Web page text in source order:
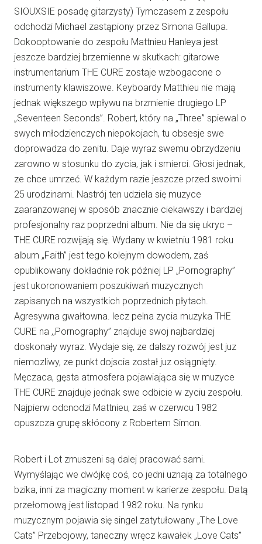
SIOUXSIE posadę gitarzysty) Tymczasem z zespołu
odchodzi Michael zastąpiony przez Simona Gallupa.
Dokooptowanie do zespołu Mattnieu Hanleya jest
jeszcze bardziej brzemienne w skutkach: gitarowe
instrumentarium THE CURE zostaje wzbogacone o
instrumenty klawiszowe. Keyboardy Matthieu nie mają
jednak większego wpływu na brzmienie drugiego LP
„Seventeen Seconds”. Robert, który na „Three” spiewal o
swych młodzienczych niepokojach, tu obsesje swe
doprowadza do zenitu. Daje wyraz swemu obrzydzeniu
zarowno w stosunku do zycia, jak i smierci. Głosi jednak,
ze chce umrzeć. W każdym razie jeszcze przed swoimi
25 urodzinami. Nastrój ten udziela się muzyce
zaaranzowanej w sposób znacznie ciekawszy i bardziej
profesjonalny raz poprzedni album. Nie da się ukryc –
THE CURE rozwijają się. Wydany w kwietniu 1981 roku
album „Faith” jest tego kolejnym dowodem, zaś
opublikowany dokładnie rok później LP „Pornography”
jest ukoronowaniem poszukiwań muzycznych
zapisanych na wszystkich poprzednich płytach.
Agresywna gwałtowna. lecz pelna zycia muzyka THE
CURE na ,,Pornography” znajduje swoj najbardziej
doskonały wyraz. Wydaje się, ze dalszy rozwój jest juz
niemozliwy, ze punkt dojscia został juz osiągnięty.
Męczaca, gęsta atmosfera pojawiająca się w muzyce
THE CURE znajduje jednak swe odbicie w zyciu zespołu.
Najpierw odcnodzi Mattnieu, zaś w czerwcu 1982
opuszcza grupę skłócony z Robertem Simon.
Robert i Lot zmuszeni są dalej pracować sami.
Wymyślając we dwójkę coś, co jedni uznają za totalnego
bzika, inni za magiczny moment w karierze zespołu. Datą
przełomową jest listopad 1982 roku. Na rynku
muzycznym pojawia się singel zatytułowany „The Love
Cats” Przebojowy, taneczny wręcz kawałek „Love Cats”